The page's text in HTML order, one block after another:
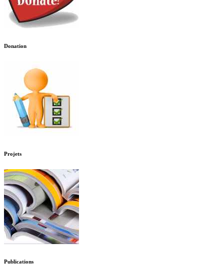
Donation
Projets
Publications